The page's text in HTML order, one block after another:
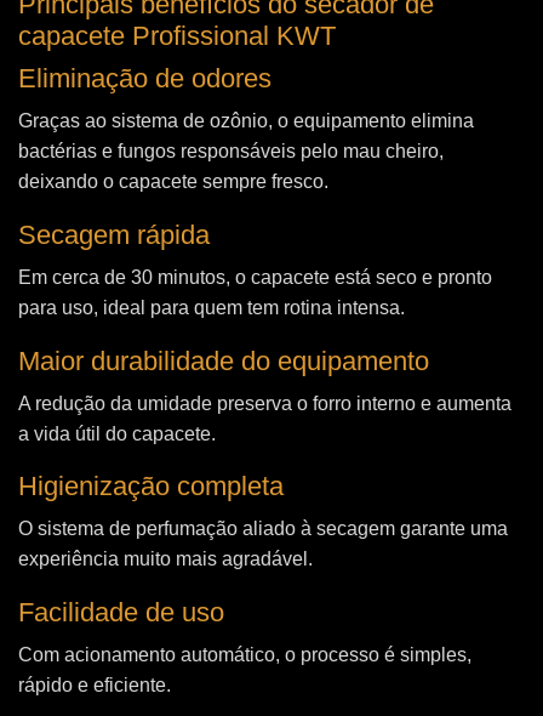
capacete Profissional KWT
Eliminação de odores
Graças ao sistema de ozônio, o equipamento elimina
bactérias e fungos responsáveis pelo mau cheiro,
deixando o capacete sempre fresco.
Secagem rápida
Em cerca de 30 minutos, o capacete está seco e pronto
para uso, ideal para quem tem rotina intensa.
Maior durabilidade do equipamento
A redução da umidade preserva o forro interno e aumenta
a vida útil do capacete.
Higienização completa
O sistema de perfumação aliado à secagem garante uma
experiência muito mais agradável.
Facilidade de uso
Com acionamento automático, o processo é simples,
rápido e eficiente.